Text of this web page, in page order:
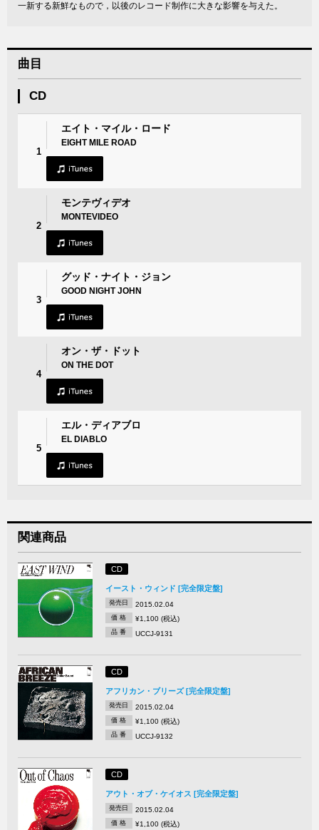
一新する新鮮なもので，以後のレコード制作に大きな影響を与えた。
曲目
CD
1
エイト・マイル・ロード
EIGHT MILE ROAD
2
モンテヴィデオ
MONTEVIDEO
3
グッド・ナイト・ジョン
GOOD NIGHT JOHN
4
オン・ザ・ドット
ON THE DOT
5
エル・ディアブロ
EL DIABLO
関連商品
CD
イースト・ウィンド [完全限定盤]
発売日 2015.02.04
価 格 ¥1,100 (税込)
品 番 UCCJ-9131
CD
アフリカン・ブリーズ [完全限定盤]
発売日 2015.02.04
価 格 ¥1,100 (税込)
品 番 UCCJ-9132
CD
アウト・オブ・ケイオス [完全限定盤]
発売日 2015.02.04
価 格 ¥1,100 (税込)